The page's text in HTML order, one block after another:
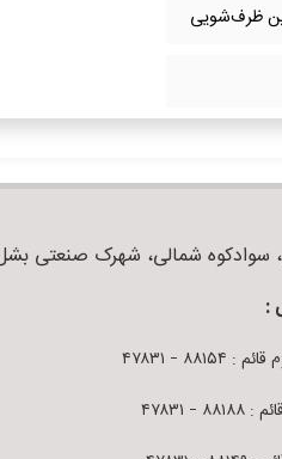
ظرف‌شویی
شمالی، شهرک صنعتی بشل، فاز ۱ ،گروه صنعتی
:
– ۴۷۸۳۱
– ۴۷۸۳۱